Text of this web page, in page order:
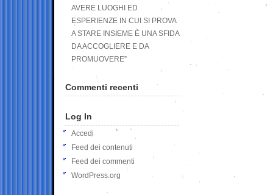
AVERE LUOGHI ED
ESPERIENZE IN CUI SI PROVA
A STARE INSIEME È UNA SFIDA
DA ACCOGLIERE E DA
PROMUOVERE”
Commenti recenti
Log In
Accedi
Feed dei contenuti
Feed dei commenti
WordPress.org